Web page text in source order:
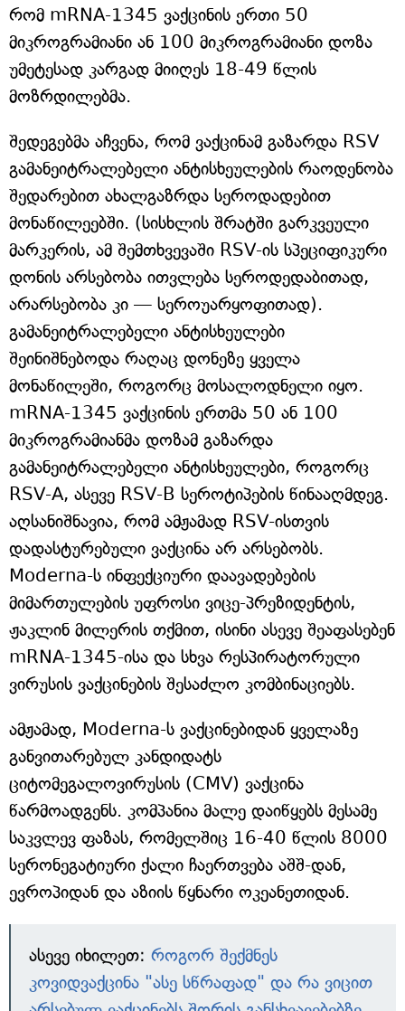
რომ mRNA-1345 ვაქცინის ერთი 50
მიკროგრამიანი ან 100 მიკროგრამიანი დოზა
უმეტესად კარგად მიიღეს 18-49 წლის
მოზრდილებმა.
შედეგებმა აჩვენა, რომ ვაქცინამ გაზარდა RSV
გამანეიტრალებელი ანტისხეულების რაოდენობა
შედარებით ახალგაზრდა სეროდადებით
მონაწილეებში. (სისხლის შრატში გარკვეული
მარკერის, ამ შემთხვევაში RSV-ის სპეციფიკური
დონის არსებობა ითვლება სეროდედაბითად,
არარსებობა კი — სეროუარყოფითად).
გამანეიტრალებელი ანტისხეულები
შეინიშნებოდა რაღაც დონეზე ყველა
მონაწილეში, როგორც მოსალოდნელი იყო.
mRNA-1345 ვაქცინის ერთმა 50 ან 100
მიკროგრამიანმა დოზამ გაზარდა
გამანეიტრალებელი ანტისხეულები, როგორც
RSV-A, ასევე RSV-B სეროტიპების წინააღმდეგ.
აღსანიშნავია, რომ ამჟამად RSV-ისთვის
დადასტურებული ვაქცინა არ არსებობს.
Moderna-ს ინფექციური დაავადებების
მიმართულების უფროსი ვიცე-პრეზიდენტის,
ჟაკლინ მილერის თქმით, ისინი ასევე შეაფასებენ
mRNA-1345-ისა და სხვა რესპირატორული
ვირუსის ვაქცინების შესაძლო კომბინაციებს.
ამჟამად, Moderna-ს ვაქცინებიდან ყველაზე
განვითარებულ კანდიდატს
ციტომეგალოვირუსის (CMV) ვაქცინა
წარმოადგენს. კომპანია მალე დაიწყებს მესამე
საკვლევ ფაზას, რომელშიც 16-40 წლის 8000
სერონეგატიური ქალი ჩაერთვება აშშ-დან,
ევროპიდან და აზიის წყნარი ოკეანეთიდან.
ასევე იხილეთ: როგორ შექმნეს
კოვიდვაქცინა "ასე სწრაფად" და რა ვიცით